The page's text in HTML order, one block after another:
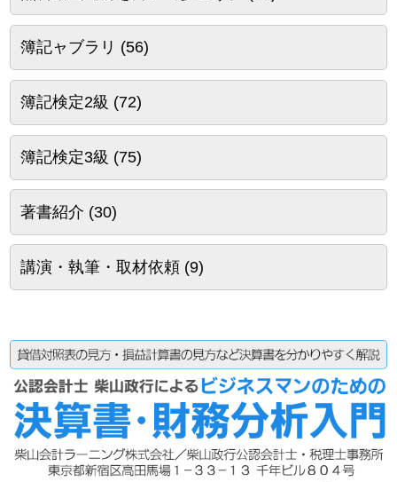
簿記ャブラリ (56)
簿記検定2級 (72)
簿記検定3級 (75)
著書紹介 (30)
講演・執筆・取材依頼(9)